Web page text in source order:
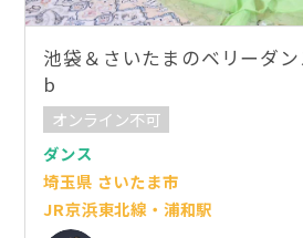
池袋＆さいたまのベリーダ
b
オンライン不可
ダンス
埼玉県 さいたま市
JR京浜東北線・浦和駅